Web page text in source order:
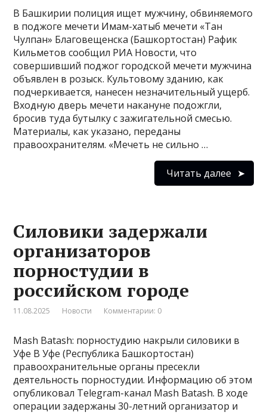
В Башкирии полиция ищет мужчину, обвиняемого
в поджоге мечети Имам-хатыб мечети «Тан
Чулпан» Благовещенска (Башкортостан) Рафик
Кильметов сообщил РИА Новости, что
совершивший поджог городской мечети мужчина
объявлен в розыск. Культовому зданию, как
подчеркивается, нанесен незначительный ущерб.
Входную дверь мечети накануне подожгли,
бросив туда бутылку с зажигательной смесью.
Материалы, как указано, переданы
правоохранителям. «Мечеть не сильно …
Читать далее
Силовики задержали
организаторов
порностудии в
российском городе
11.08.2025 Новости Комментарии: 0
Mash Batash: порностудию накрыли силовики в
Уфе В Уфе (Республика Башкортостан)
правоохранительные органы пресекли
деятельность порностудии. Информацию об этом
опубликовал Telegram-канал Mash Batash. В ходе
операции задержаны 30-летний организатор и